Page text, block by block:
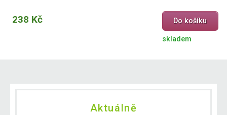
238 Kč Do košíku
skladem
Aktuálně